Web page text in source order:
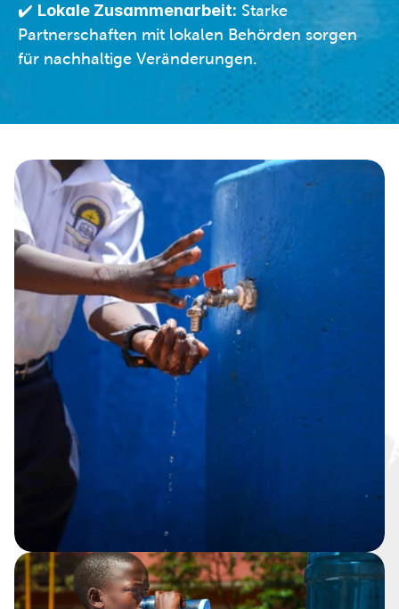
✔️ Lokale Zusammenarbeit: Starke
Partnerschaften mit lokalen Behörden sorgen
für nachhaltige Veränderungen.